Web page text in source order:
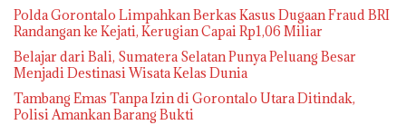
Polda Gorontalo Limpahkan Berkas Kasus Dugaan Fraud BRI
Randangan ke Kejati, Kerugian Capai Rp1,06 Miliar
Belajar dari Bali, Sumatera Selatan Punya Peluang Besar
Menjadi Destinasi Wisata Kelas Dunia
Tambang Emas Tanpa Izin di Gorontalo Utara Ditindak,
Polisi Amankan Barang Bukti